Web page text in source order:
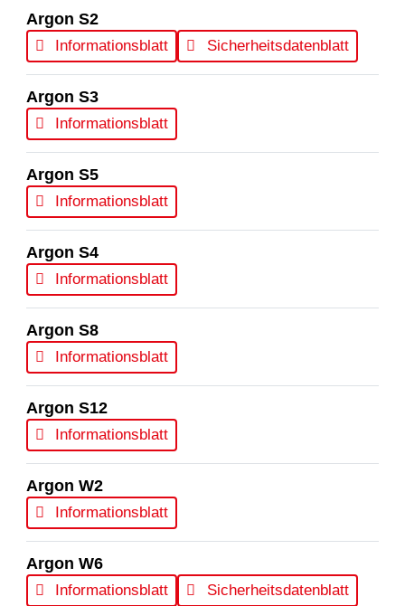
Argon S2
Informationsblatt Sicherheitsdatenblatt
Argon S3
Informationsblatt
Argon S5
Informationsblatt
Argon S4
Informationsblatt
Argon S8
Informationsblatt
Argon S12
Informationsblatt
Argon W2
Informationsblatt
Argon W6
Informationsblatt Sicherheitsdatenblatt